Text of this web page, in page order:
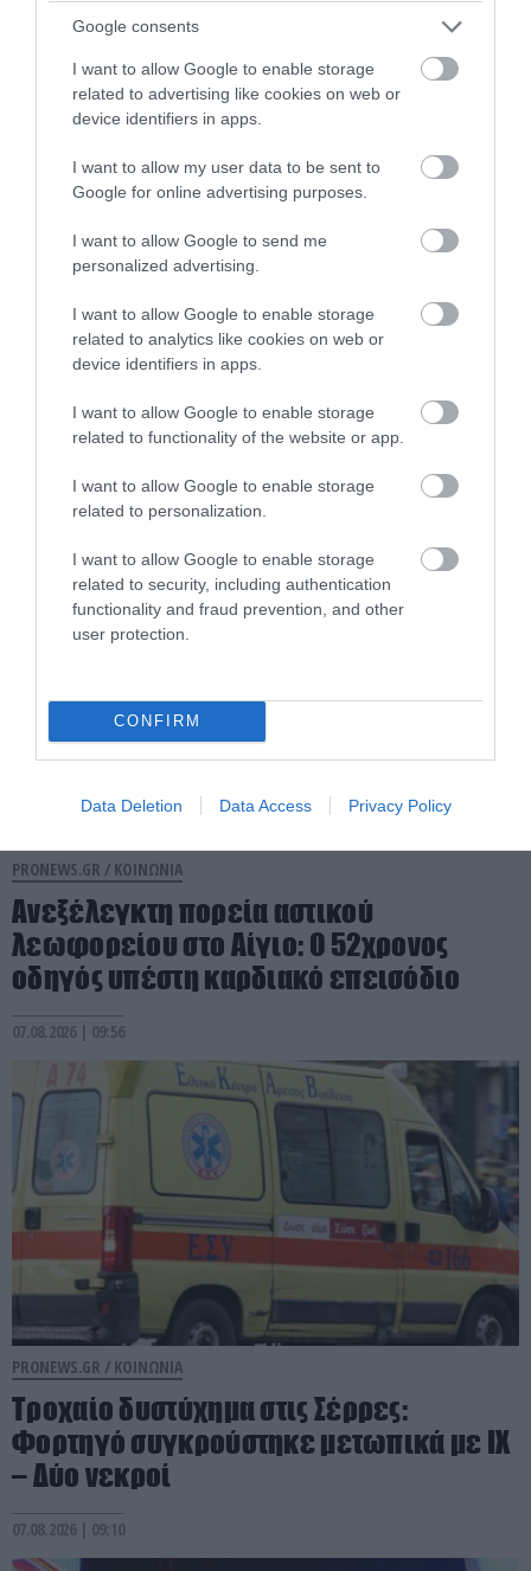
Google consents
I want to allow Google to enable storage
related to advertising like cookies on web or
device identifiers in apps.
I want to allow my user data to be sent to
Google for online advertising purposes.
I want to allow Google to send me
personalized advertising.
I want to allow Google to enable storage
related to analytics like cookies on web or
device identifiers in apps.
I want to allow Google to enable storage
related to functionality of the website or app.
I want to allow Google to enable storage
related to personalization.
I want to allow Google to enable storage
related to security, including authentication
functionality and fraud prevention, and other
user protection.
CONFIRM
Data Deletion Data Access Privacy Policy
07.08.2026 | 12:09
PRONEWS.GR /ΚΟΙΝΩΝΙΑ
Σέρρες: Σοκάρει το βίντεο ντοκουμέντο
από την σύγκρουση του φορτηγού με ΙΧ
– Νεκροί μητέρα και γιος
PRONEWS.GR / ΚΟΙΝΩΝΙΑ
Ανεξέλεγκτη πορεία αστικού
λεωφορείου στο Αίγιο: Ο 52χρονος
οδηγός υπέστη καρδιακό επεισόδιο
07.08.2026 | 09:56
PRONEWS.GR / ΚΟΙΝΩΝΙΑ
Τροχαίο δυστύχημα στις Σέρρες:
Φορτηγό συγκρούστηκε μετωπικά με ΙΧ
– Δύο νεκροί
07.08.2026 | 09:10